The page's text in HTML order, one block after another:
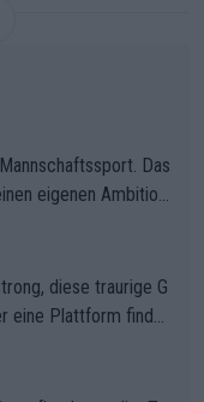
Das
Ambition
und konkret am Erf
Das ist ein Zei
diese traurige G
eine Plattform finde